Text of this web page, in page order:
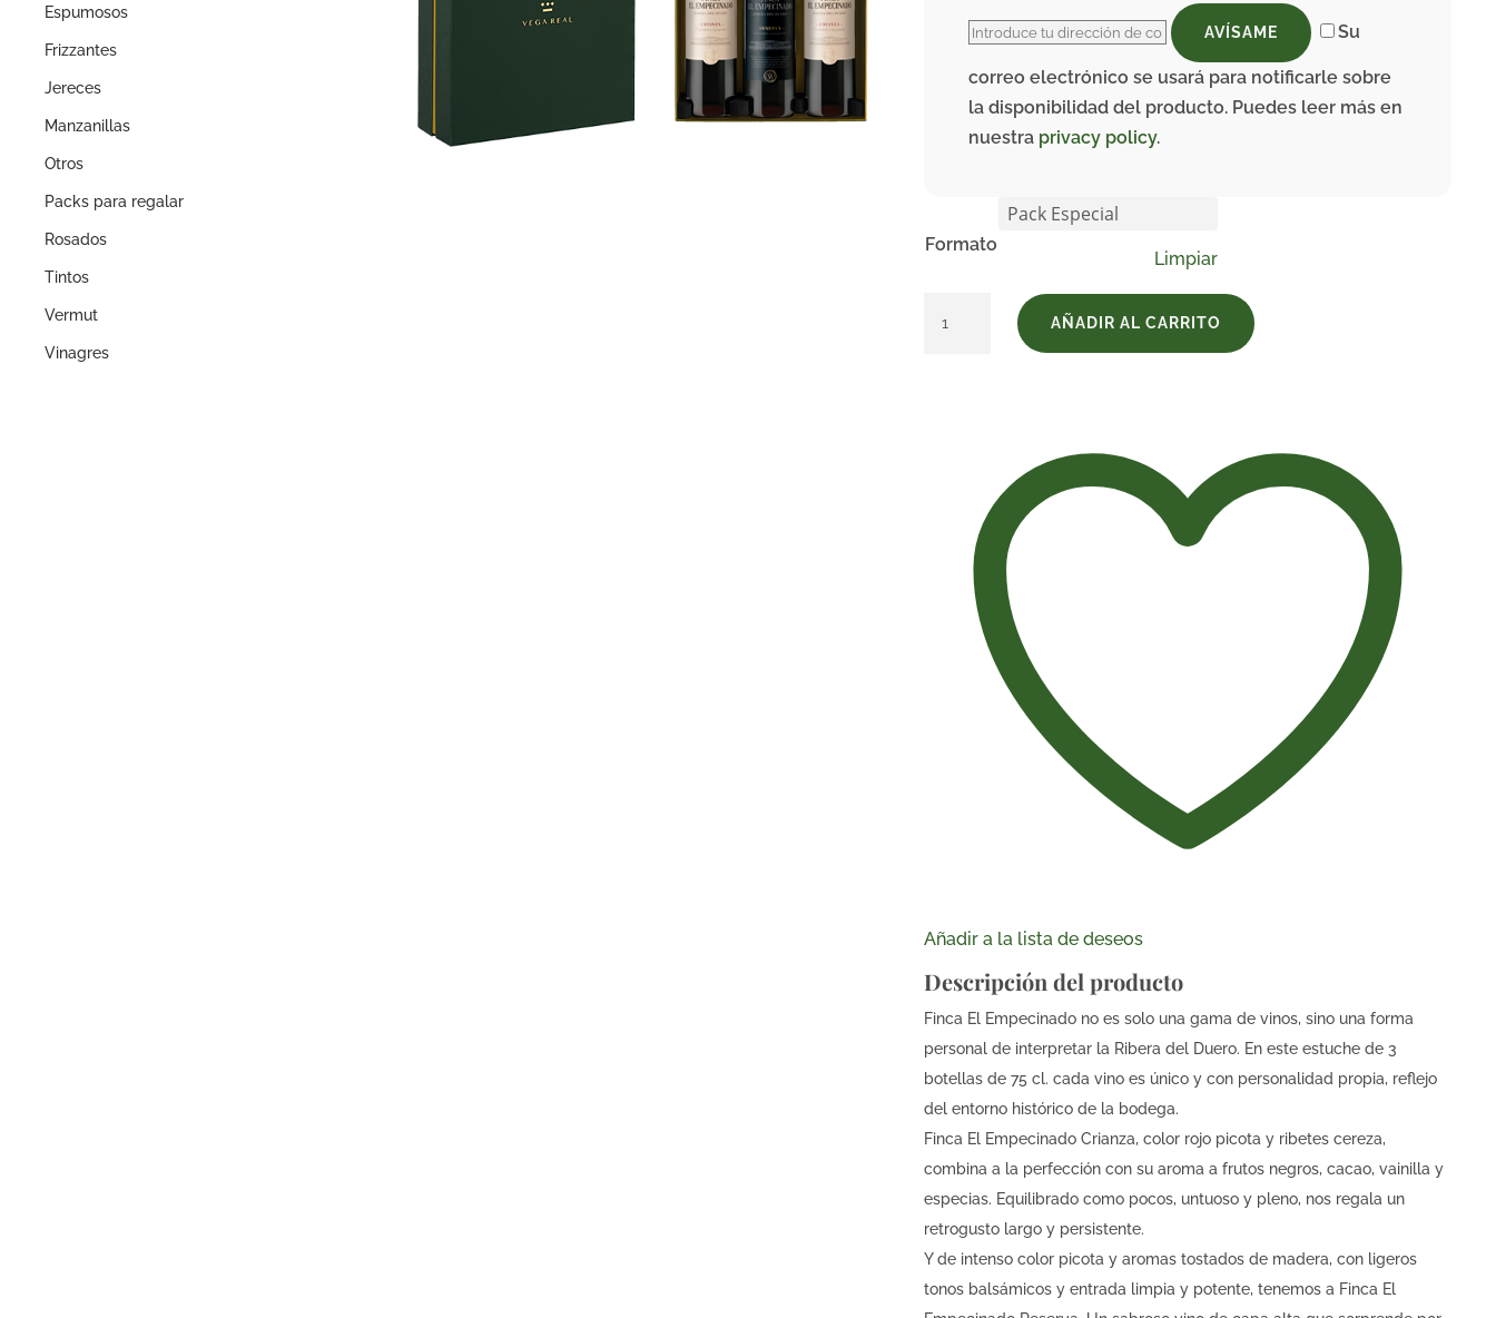
Espumosos
Frizzantes
Jereces
Manzanillas
Otros
Packs para regalar
Rosados
Tintos
Vermut
Vinagres
AVÍSAME Su
correo electrónico se usará para notificarle sobre
la disponibilidad del producto. Puedes leer más en
nuestra privacy policy.
Formato
Limpiar
AÑADIR AL CARRITO
Añadir a la lista de deseos
Descripción del producto
Finca El Empecinado no es solo una gama de vinos, sino una forma
personal de interpretar la Ribera del Duero. En este estuche de 3
botellas de 75 cl. cada vino es único y con personalidad propia, reflejo
del entorno histórico de la bodega.
Finca El Empecinado Crianza, color rojo picota y ribetes cereza,
combina a la perfección con su aroma a frutos negros, cacao, vainilla y
especias. Equilibrado como pocos, untuoso y pleno, nos regala un
retrogusto largo y persistente.
Y de intenso color picota y aromas tostados de madera, con ligeros
tonos balsámicos y entrada limpia y potente, tenemos a Finca El